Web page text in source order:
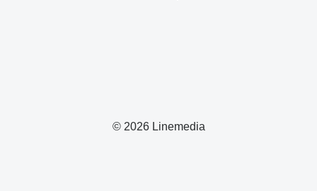
© 2026 Linemedia